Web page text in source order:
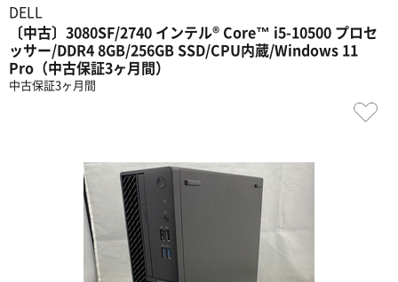
DELL
〔中古〕3080SF/2740 インテル® Core™ i5-10500 プロセ
ッサー/DDR4 8GB/256GB SSD/CPU内蔵/Windows 11
Pro（中古保証3ヶ月間）
中古保証3ヶ月間